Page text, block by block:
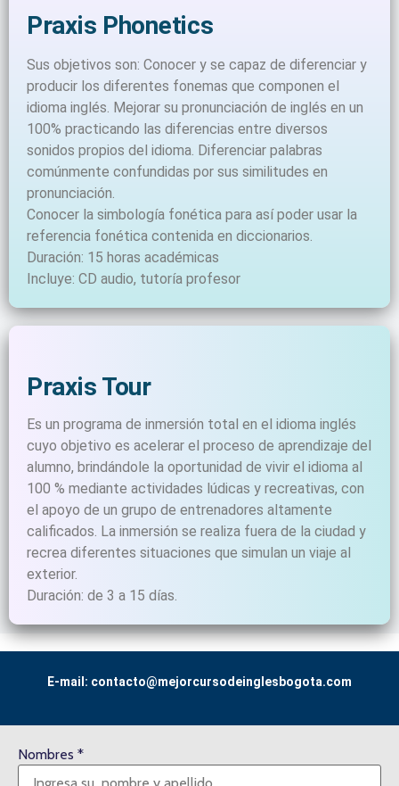
Praxis Phonetics
Sus objetivos son: Conocer y se capaz de diferenciar y
producir los diferentes fonemas que componen el
idioma inglés. Mejorar su pronunciación de inglés en un
100% practicando las diferencias entre diversos
sonidos propios del idioma. Diferenciar palabras
comúnmente confundidas por sus similitudes en
pronunciación.
Conocer la simbología fonética para así poder usar la
referencia fonética contenida en diccionarios.
Duración: 15 horas académicas
Incluye: CD audio, tutoría profesor
Praxis Tour
Es un programa de inmersión total en el idioma inglés
cuyo objetivo es acelerar el proceso de aprendizaje del
alumno, brindándole la oportunidad de vivir el idioma al
100 % mediante actividades lúdicas y recreativas, con
el apoyo de un grupo de entrenadores altamente
calificados. La inmersión se realiza fuera de la ciudad y
recrea diferentes situaciones que simulan un viaje al
exterior.
Duración: de 3 a 15 días.
E-mail: contacto@mejorcursodeinglesbogota.com
Nombres *